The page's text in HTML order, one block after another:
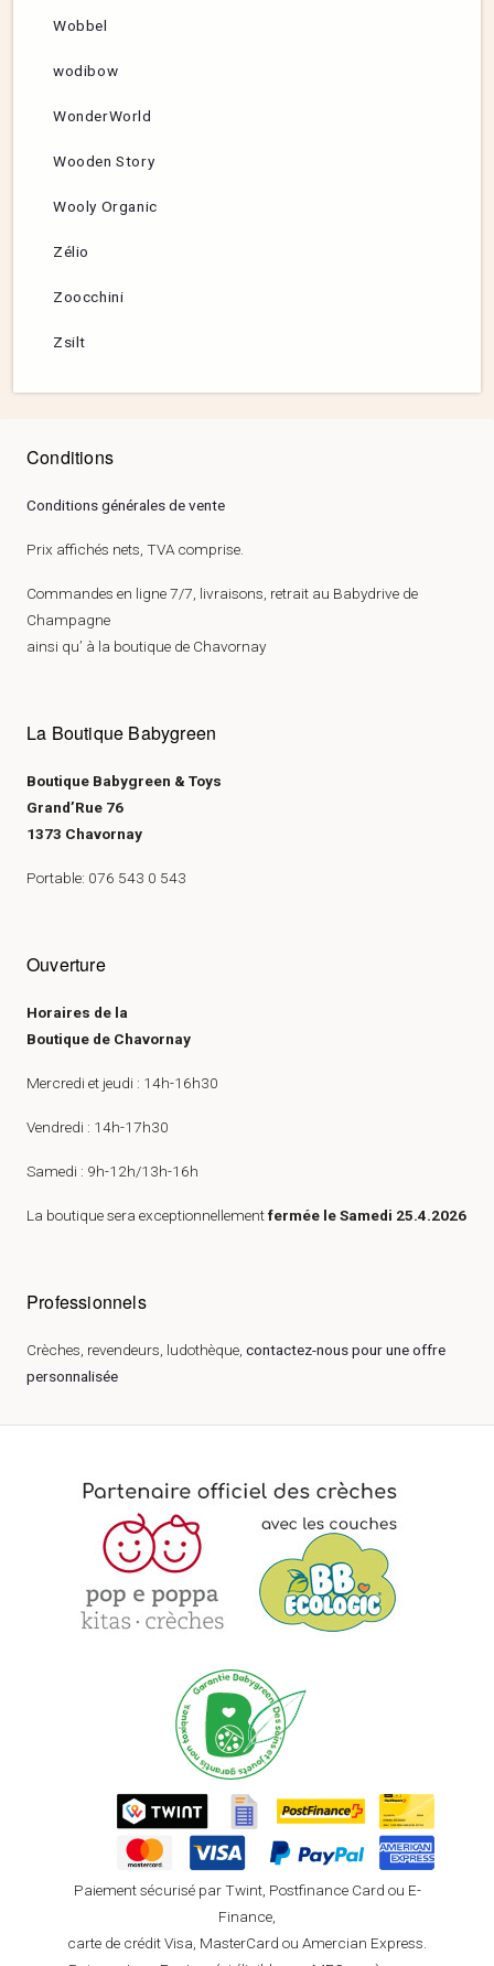
Wobbel
wodibow
WonderWorld
Wooden Story
Wooly Organic
Zélio
Zoocchini
Zsilt
Conditions
Conditions générales de vente
Prix affichés nets, TVA comprise.
Commandes en ligne 7/7, livraisons, retrait au Babydrive de
Champagne
ainsi qu’ à la boutique de Chavornay
La Boutique Babygreen
Boutique Babygreen & Toys
Grand’Rue 76
1373 Chavornay
Portable: 076 543 0 543
Ouverture
Horaires de la
Boutique de Chavornay
Mercredi et jeudi : 14h-16h30
Vendredi : 14h-17h30
Samedi : 9h-12h/13h-16h
La boutique sera exceptionnellementfermée le Samedi 25.4.2026
Professionnels
Crèches, revendeurs, ludothèque, contactez-nous pour une offre
personnalisée
Paiement sécurisé par Twint, Postfinance Card ou E-
Finance,
carte de crédit Visa, MasterCard ou Amercian Express.